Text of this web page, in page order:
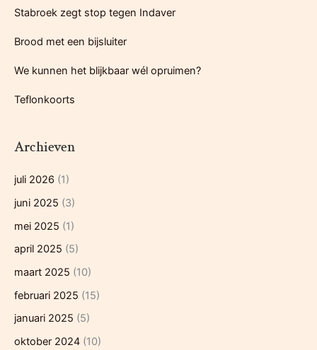
met
te
a
r
Stabroek zegt stop tegen Indaver
Brood met een bijsluiter
We kunnen het blijkbaar wél opruimen?
Teflonkoorts
Archieven
juli 2026 (1)
juni 2025 (3)
mei 2025 (1)
april 2025 (5)
maart 2025 (10)
februari 2025 (15)
januari 2025 (5)
oktober 2024 (10)